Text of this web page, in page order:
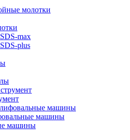
молотки
max
plus
машины
машины
машины